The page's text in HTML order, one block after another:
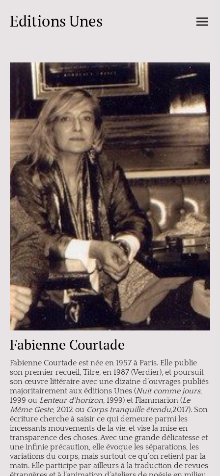
Editions Unes
Fabienne Courtade
Fabienne Courtade est née en 1957 à Paris. Elle publie
son premier recueil, Titre, en 1987 (Verdier), et poursuit
son œuvre littéraire avec une dizaine d’ouvrages publiés
majoritairement aux éditions Unes (Nuit comme jours,
1999 ou Lenteur d'horizon, 1999) et Flammarion (Le
Même Geste, 2012 ou Corps tranquille étendu,2017). Son
écriture cherche à saisir ce qui demeure parmi les
incessants mouvements de la vie, et vise la mise en
transparence des choses. Avec une grande délicatesse et
une infinie précaution, elle évoque les séparations, les
variations du corps, mais surtout ce qu’on retient par la
main. Elle participe par ailleurs à la traduction de revues